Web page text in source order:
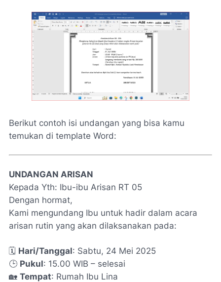
Berikut contoh isi undangan yang bisa kamu
temukan di template Word:
UNDANGAN ARISAN
Kepada Yth: Ibu-ibu Arisan RT 05
Dengan hormat,
Kami mengundang Ibu untuk hadir dalam acara
arisan rutin yang akan dilaksanakan pada:
🗓 Hari/Tanggal: Sabtu, 24 Mei 2025
🕒 Pukul: 15.00 WIB – selesai
🏡 Tempat: Rumah Ibu Lina